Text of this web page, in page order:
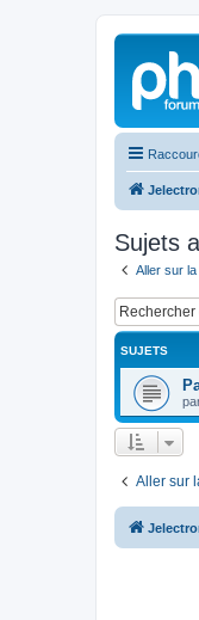
Sujets
Aller sur
SUJETS
Aller sur